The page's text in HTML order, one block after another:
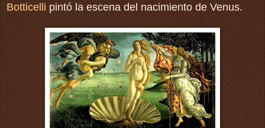
Botticelli pintó la escena del nacimiento de Venus.